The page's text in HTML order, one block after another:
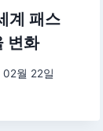
계 패스
변화
02월 22일